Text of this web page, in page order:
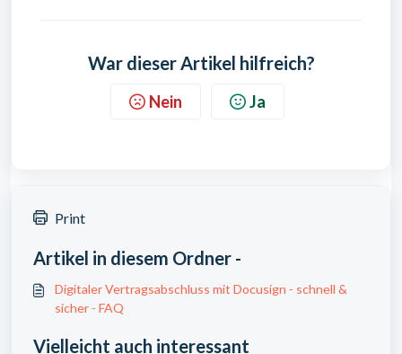
War dieser Artikel hilfreich?
Nein Ja
Print
Artikel in diesem Ordner -
Digitaler Vertragsabschluss mit Docusign - schnell &
sicher - FAQ
Vielleicht auch interessant